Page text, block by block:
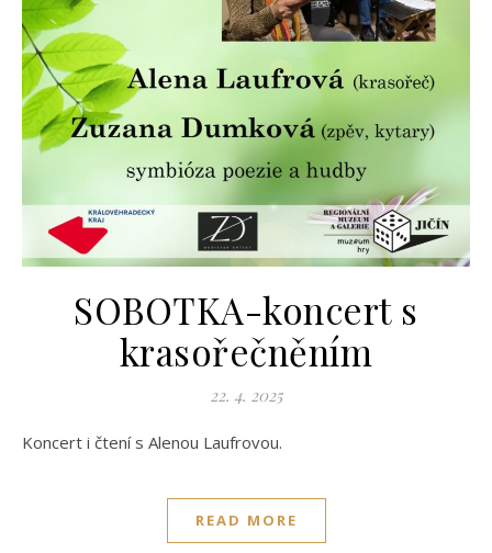
SOBOTKA-koncert s
krasořečněním
22. 4. 2025
Koncert i čtení s Alenou Laufrovou.
READ MORE